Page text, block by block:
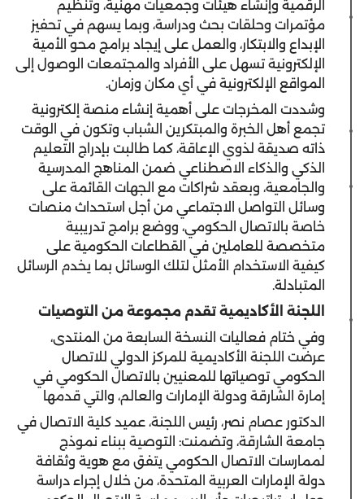
الرقمية وإنشاء هيئات وجمعيات مهنية، وتنظيم
مؤتمرات وحلقات بحث ودراسة، وبما يسهم في تحفيز
الإبداع والابتكار، والعمل على إيجاد برامج محو الأمية
الإلكترونية تسهل على الأفراد والمجتمعات الوصول إلى
المواقع الإلكترونية في أي مكان وزمان.
وشددت المخرجات على أهمية إنشاء منصة إلكترونية
تجمع أهل الخبرة والمبتكرين الشباب وتكون في الوقت
ذاته صديقة لذوي الإعاقة، كما طالبت بإدراج التعليم
الذكي والذكاء الاصطناعي ضمن المناهج المدرسية
والجامعية، وبعقد شراكات مع الجهات القائمة على
وسائل التواصل الاجتماعي من أجل استحداث منصات
خاصة بالاتصال الحكومي، ووضع برامج تدريبية
متخصصة للعاملين في القطاعات الحكومية على
كيفية الاستخدام الأمثل لتلك الوسائل بما يخدم الرسائل
المتبادلة.
اللجنة الأكاديمية تقدم مجموعة من التوصيات
وفي ختام فعاليات النسخة السابعة من المنتدى،
عرضت اللجنة الأكاديمية للمركز الدولي للاتصال
الحكومي توصياتها للمعنيين بالاتصال الحكومي في
إمارة الشارقة ودولة الإمارات والعالم، والتي قدمها
الدكتور عصام نصر، رئيس اللجنة، عميد كلية الاتصال في
جامعة الشارقة، وتضمنت: التوصية ببناء نموذج
لممارسات الاتصال الحكومي يتفق مع هوية وثقافة
دولة الإمارات العربية المتحدة، من خلال إجراء دراسة